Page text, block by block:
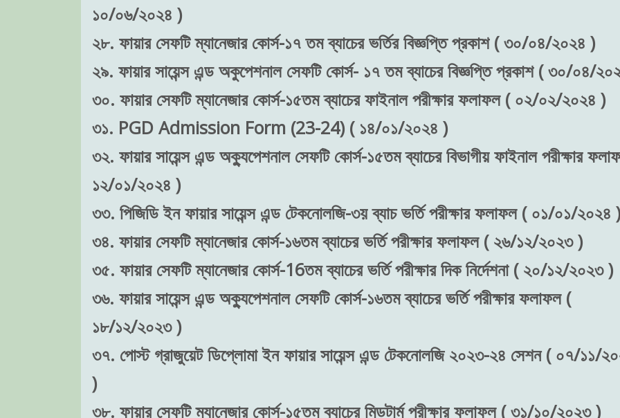
১০/০৬/২০২৪ )
২৮. ফায়ার সেফটি ম্যানেজার কোর্স-১৭ তম ব্যাচের ভর্তির বিজ্ঞপ্তি প্রকাশ ( ৩০/০৪/২০২৪ )
২৯. ফায়ার সায়েন্স এন্ড অকুপেশনাল সেফটি কোর্স- ১৭ তম ব্যাচের বিজ্ঞপ্তি প্রকাশ ( ৩০/০৪/
৩০. ফায়ার সেফটি ম্যানেজার কোর্স-১৫তম ব্যাচের ফাইনাল পরীক্ষার ফলাফল ( ০২/০২/২০২৪ )
৩১. PGD Admission Form (23-24) ( ১৪/০১/২০২৪ )
৩২. ফায়ার সায়েন্স এন্ড অক্যুপেশনাল সেফটি কোর্স-১৫তম ব্যাচের বিভাগীয় ফাইনাল পরীক্ষার
১২/০১/২০২৪ )
৩৩. পিজিডি ইন ফায়ার সায়েন্স এন্ড টেকনোলজি-৩য় ব্যাচ ভর্তি পরীক্ষার ফলাফল ( ০১/০১/২০২৪ )
৩৪. ফায়ার সেফটি ম্যানেজার কোর্স-১৬তম ব্যাচের ভর্তি পরীক্ষার ফলাফল ( ২৬/১২/২০২৩ )
৩৫. ফায়ার সেফটি ম্যানেজার কোর্স-16তম ব্যাচের ভর্তি পরীক্ষার দিক নির্দেশনা ( ২০/১২/২০২৩ )
৩৬. ফায়ার সায়েন্স এন্ড অক্যুপেশনাল সেফটি কোর্স-১৬তম ব্যাচের ভর্তি পরীক্ষার ফলাফল (
১৮/১২/২০২৩ )
৩৭. পোস্ট গ্রাজুয়েট ডিপ্লোমা ইন ফায়ার সায়েন্স এন্ড টেকনোলজি ২০২৩-২৪ সেশন ( ০৭/১১/
)
৩৮. ফায়ার সেফটি ম্যানেজার কোর্স-১৫তম ব্যাচের মিডটার্ম পরীক্ষার ফলাফল ( ৩১/১০/২০২৩ )